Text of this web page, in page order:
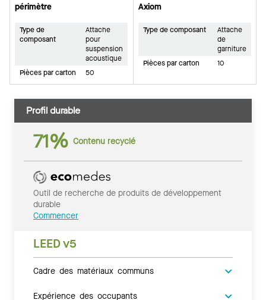
périmètre
Type de
composant
Attache
pour
suspension
acoustique
Pièces par carton
50
Axiom
Type de composant
Attache
de
garniture
Pièces par carton
10
Profil durable
71% Contenu recyclé
Outil de recherche de produits de développement
durable
Commencer
LEED v5
Cadre des matériaux communs
Expérience des occupants